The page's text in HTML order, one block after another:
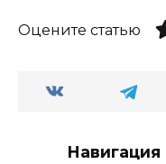
Оцените статью
Навигация